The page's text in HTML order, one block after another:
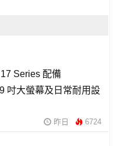
Series 配備
吋大螢幕及日常耐用設
昨日 6724